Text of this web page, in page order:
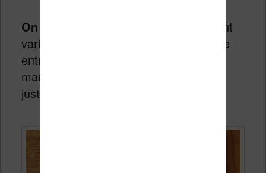
On peut paramétrer le texte
en faisant
varier : la taille des caractères, l’espace
entre les lignes (interligne), la taille des
marges et l’alignement (à gauche ou
justifié)